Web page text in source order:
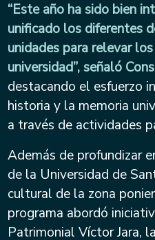
“Este año ha sido bien
unificado los diferentes
unidades para relevar
universidad”, señaló
destacando el esfuerzo
historia y la memoria
a través de actividades
Además de profundizar
de la Universidad de
cultural de la zona
programa abordó
Patrimonial Víctor Jara,